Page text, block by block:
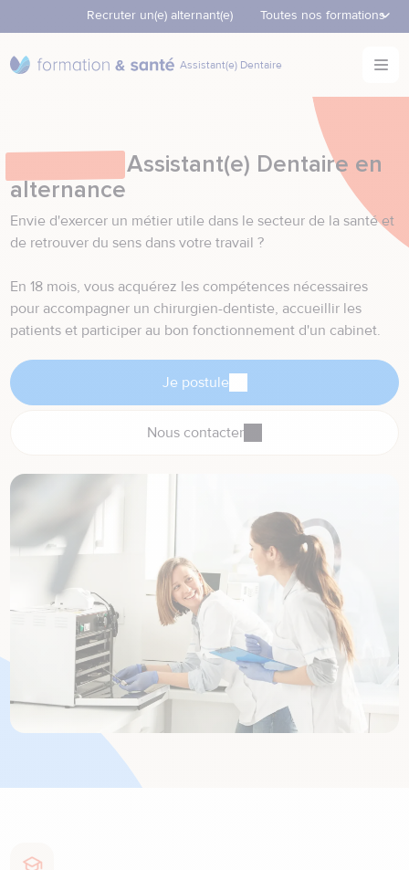
Accèder directement au contenu
Recruter un(e) alternant(e) Toutes nos formations
element.menu.open_menu
Nos formations
Retour à la page d'accueil
Assistant(e) Dentaire
Assistant(e) Dentaire en
alternance
Envie d'exercer un métier utile dans le secteur de la santé et
de retrouver du sens dans votre travail ?
En 18 mois, vous acquérez les compétences nécessaires
pour accompagner un chirurgien-dentiste, accueillir les
patients et participer au bon fonctionnement d'un cabinet.
Je postule
Nous contacter